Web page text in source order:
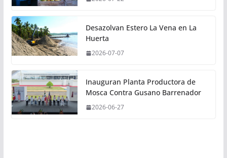
Desazolvan Estero La Vena en La
Huerta
2026-07-07
Inauguran Planta Productora de
Mosca Contra Gusano Barrenador
2026-06-27